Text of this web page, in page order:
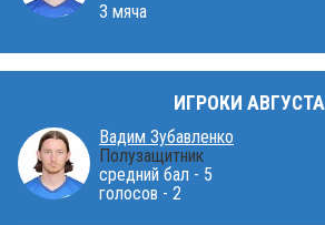
3 мяча
ИГРОКИ АВГУСТА
Вадим Зубавленко
Полузащитник
средний бал - 5
голосов - 2